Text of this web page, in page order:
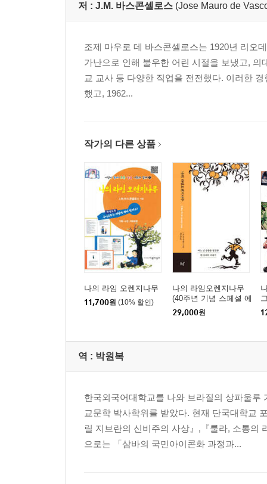
저 : J.M. 바스콘셀로스 (Jose Mauro de
조제 마우로 데 바스콘셀로스는 1920년 리오
가난으로 인해 불우한 어린 시절을 보냈고,
교 교사 등 다양한 직업을 전전했다. 이러한
했고, 1962...
작가의 다른 상품
나의 라임 오렌지나무
11,700원 (10% 할인)
나의 라임오렌지나무
(40주년 기념 스페셜 에
디션) (큰글자도서)
29,000원
역 : 박원복
한국외국어대학교를 나와 브라질의 상파울
교문학 박사학위를 받았다. 현재 단국대학교
릴 지브란의 신비주의 사상』,『룰라, 소통의
으로는 「삼바의 국민아이콘화 과정과...